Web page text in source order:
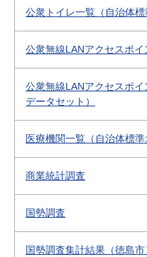
公衆トイレ一覧（自治体標
公衆無線LANアクセスポイ
公衆無線LANアクセスポ
データセット）
医療機関一覧（自治体標準
商業統計調査
国勢調査
国勢調査集計結果（徳島市